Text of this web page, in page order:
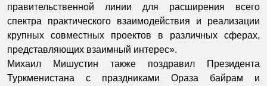
правительственной линии для расширения всего
спектра практического взаимодействия и реализации
крупных совместных проектов в различных сферах,
представляющих взаимный интерес».
Михаил Мишустин также поздравил Президента
Туркменистана с праздниками Ораза байрам и